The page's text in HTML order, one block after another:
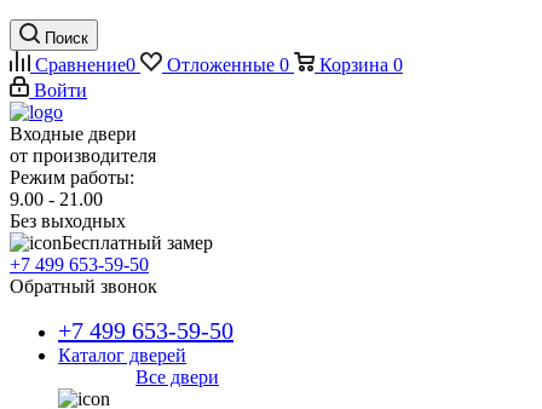
Поиск
Сравнение0 Отложенные 0 Корзина 0
Войти
Входные двери
от производителя
Режим работы:
9.00 - 21.00
Без выходных
Бесплатный замер
+7 499 653-59-50
Обратный звонок
+7 499 653-59-50
Каталог дверей
Все двери